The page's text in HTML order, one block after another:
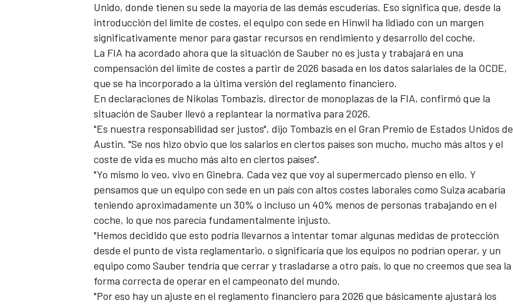
Unido, donde tienen su sede la mayoría de las demás escuderías. Eso significa que, desde la
introducción del límite de costes, el equipo con sede en Hinwil ha lidiado con un margen
significativamente menor para gastar recursos en rendimiento y desarrollo del coche.
La FIA ha acordado ahora que la situación de Sauber no es justa y trabajará en una
compensación del límite de costes a partir de 2026 basada en los datos salariales de la OCDE,
que se ha incorporado a la última versión del reglamento financiero.
En declaraciones de Nikolas Tombazis, director de monoplazas de la FIA, confirmó que la
situación de Sauber llevó a replantear la normativa para 2026.
"Es nuestra responsabilidad ser justos", dijo Tombazis en el Gran Premio de Estados Unidos de
Austin. "Se nos hizo obvio que los salarios en ciertos países son mucho, mucho más altos y el
coste de vida es mucho más alto en ciertos países".
"Yo mismo lo veo, vivo en Ginebra. Cada vez que voy al supermercado pienso en ello. Y
pensamos que un equipo con sede en un país con altos costes laborales como Suiza acabaría
teniendo aproximadamente un 30% o incluso un 40% menos de personas trabajando en el
coche, lo que nos parecía fundamentalmente injusto.
"Hemos decidido que esto podría llevarnos a intentar tomar algunas medidas de protección
desde el punto de vista reglamentario, o significaría que los equipos no podrían operar, y un
equipo como Sauber tendría que cerrar y trasladarse a otro país, lo que no creemos que sea la
forma correcta de operar en el campeonato del mundo.
"Por eso hay un ajuste en el reglamento financiero para 2026 que básicamente ajustará los